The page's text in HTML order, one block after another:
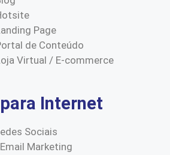
Page
de Conteúdo
Virtual / E-commerce
Internet
Sociais
Marketing